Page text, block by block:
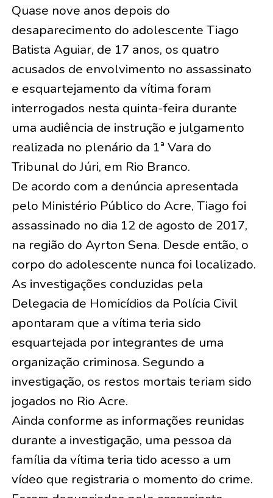
Quase nove anos depois do
desaparecimento do adolescente Tiago
Batista Aguiar, de 17 anos, os quatro
acusados de envolvimento no assassinato
e esquartejamento da vítima foram
interrogados nesta quinta-feira durante
uma audiência de instrução e julgamento
realizada no plenário da 1ª Vara do
Tribunal do Júri, em Rio Branco.
De acordo com a denúncia apresentada
pelo Ministério Público do Acre, Tiago foi
assassinado no dia 12 de agosto de 2017,
na região do Ayrton Sena. Desde então, o
corpo do adolescente nunca foi localizado.
As investigações conduzidas pela
Delegacia de Homicídios da Polícia Civil
apontaram que a vítima teria sido
esquartejada por integrantes de uma
organização criminosa. Segundo a
investigação, os restos mortais teriam sido
jogados no Rio Acre.
Ainda conforme as informações reunidas
durante a investigação, uma pessoa da
família da vítima teria tido acesso a um
vídeo que registraria o momento do crime.